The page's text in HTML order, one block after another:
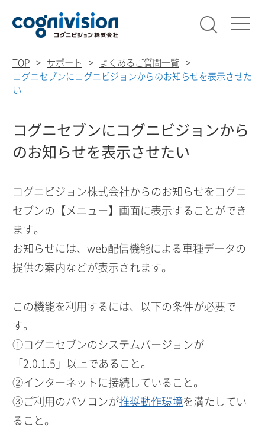
TOP サポート
よくあるご質問一覧
コグニセブンにコグニビジョンからのお知らせを表示させた
い
コグニセブンにコグニビジョンから
のお知らせを表示させたい
コグニビジョン株式会社からのお知らせをコグニ
セブンの【メニュー】画面に表示することができ
ます。
お知らせには、web配信機能による車種データの
提供の案内などが表示されます。
この機能を利用するには、以下の条件が必要で
す。
①コグニセブンのシステムバージョンが
「2.0.1.5」以上であること。
②インターネットに接続していること。
③ご利用のパソコンが推奨動作環境を満たしてい
ること。